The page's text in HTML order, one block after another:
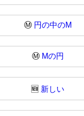
Ⓜ️ 円の中のM
Ⓜ Mの円
🆕 新しい